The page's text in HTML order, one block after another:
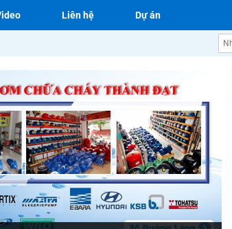
Liên hệ Dự án